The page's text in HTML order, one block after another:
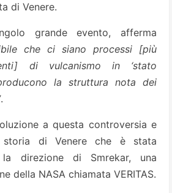
di Venere.
grande evento, afferma
che ci siano processi [più
di vulcanismo in ‘stato
la struttura nota dei
.
a questa controversia e
di Venere che è stata
direzione di Smrekar, una
della NASA chiamata VERITAS.